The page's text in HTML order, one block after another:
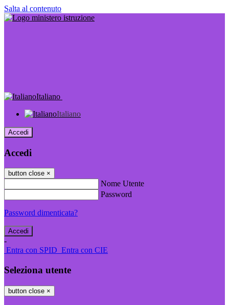
Salta al contenuto
Italiano
Italiano
Accedi
Accedi
button close ×
Nome Utente
Password
Password dimenticata?
-
Entra con SPID Entra con CIE
Seleziona utente
button close ×